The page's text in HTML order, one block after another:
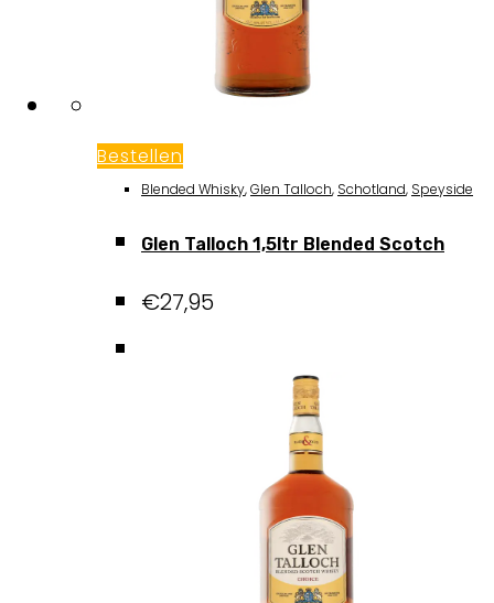
Bestellen
Blended Whisky,Glen Talloch, Schotland, Speyside
Glen Talloch 1,5ltr Blended Scotch
€27,95